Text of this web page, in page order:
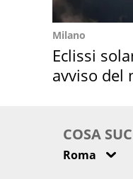
Milano
Eclissi
avviso del